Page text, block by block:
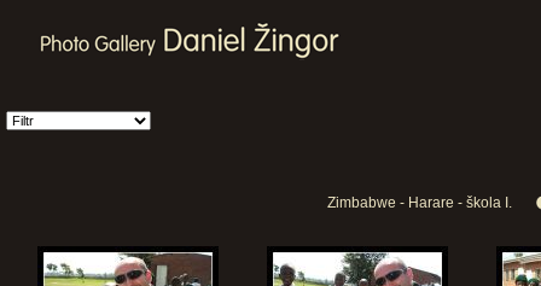
Zimbabwe - Harare - škola I.